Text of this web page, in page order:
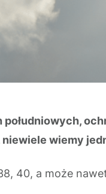
wiemy
40, a może